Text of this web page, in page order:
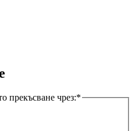
прекъсване чрез:*